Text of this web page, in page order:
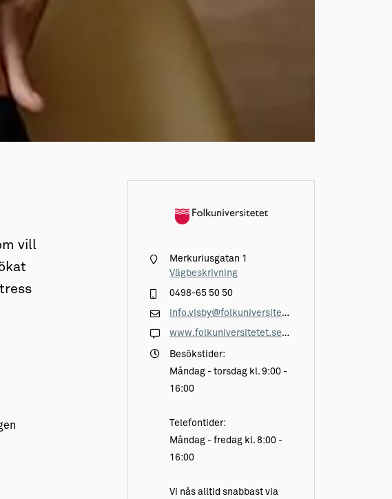
vill
Merkuriusgatan 1
Vägbeskrivning
0498-65 50 50
info.visby@folkuniversitetet.se
www.folkuniversitetet.se/visby/
Besökstider:
Måndag - torsdag kl. 9:00 -
16:00
Telefontider:
Måndag - fredag kl. 8:00 -
16:00
Vi nås alltid snabbast via